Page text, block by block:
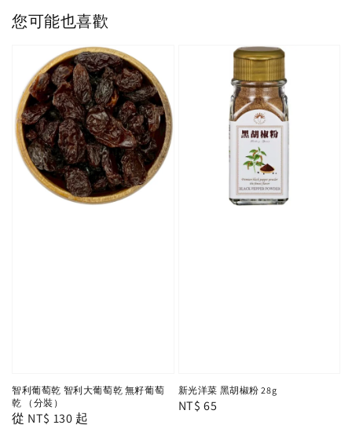
您可能也喜歡
智利葡萄乾 智利大葡萄乾 無籽葡萄
乾 （分裝）
Regular
從 NT$ 130 起
新光洋菜 黑胡椒粉 28g
Regular
NT$ 65